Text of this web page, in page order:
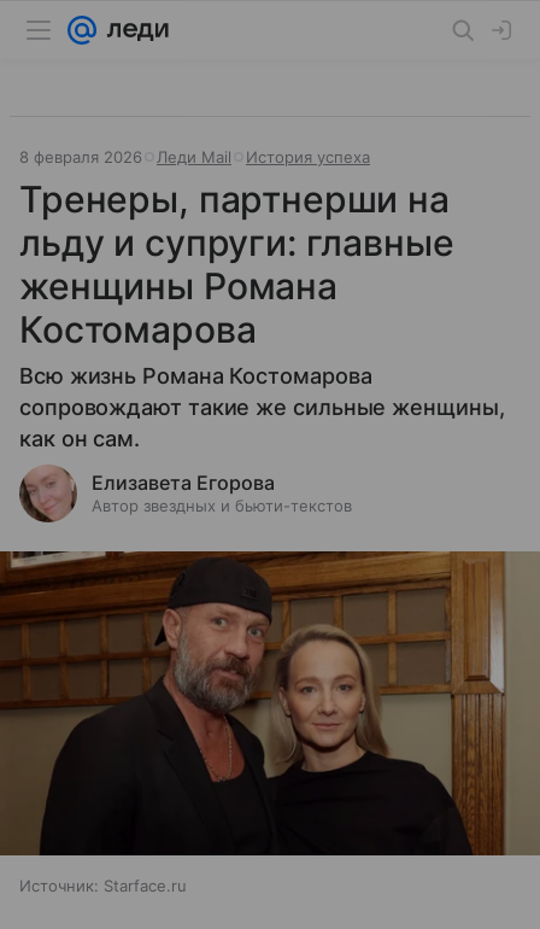
8 февраля 2026 Леди Mail История успеха
Тренеры, партнерши на
льду и супруги: главные
женщины Романа
Костомарова
Всю жизнь Романа Костомарова
сопровождают такие же сильные женщины,
как он сам.
Елизавета Егорова
Автор звездных и бьюти-текстов
Источник: Starface.ru